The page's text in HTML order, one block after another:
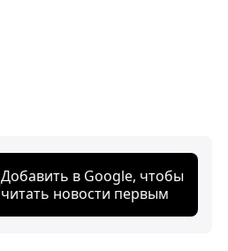
Добавить в Google, чтобы
читать новости первым